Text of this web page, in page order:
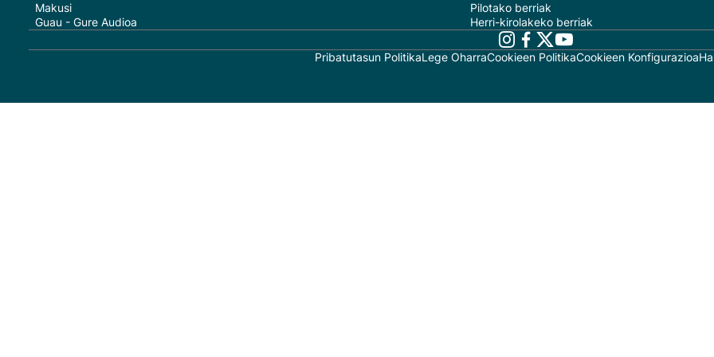
Makusi
Guau - Gure Audioa
Pilotako berriak
Herri-kirolakeko berriak
Pribatutasun PolitikaLege OharraCookieen PolitikaCookieen Konfigurazioa